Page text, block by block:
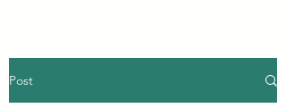
Post